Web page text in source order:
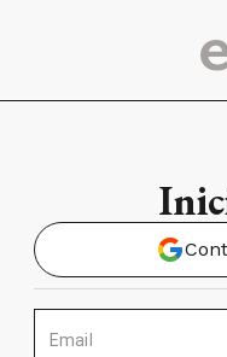
Email